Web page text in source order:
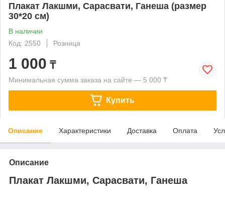
Плакат Лакшми, Сарасвати, Ганеша (размер
30*20 см)
В наличии
Код: 2550
Розница
1 000 ₸
Минимальная сумма заказа на сайте — 5 000 ₸
Купить
Описание Характеристики Доставка Оплата
Описание
Плакат Лакшми, Сарасвати, Ганеша